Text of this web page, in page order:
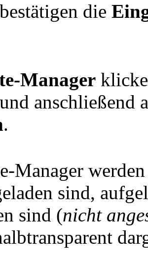
die
Manager
und anschließend
.
Manager
sind,
sind (nicht